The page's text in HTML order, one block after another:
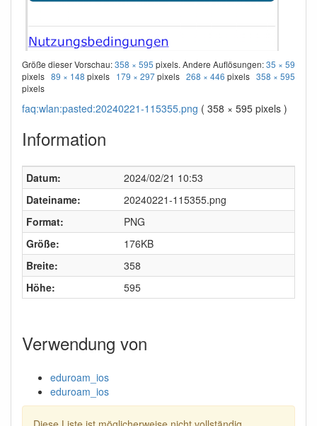
Größe dieser Vorschau:358 × 595 pixels. Andere Auflösungen:35 × 59
pixels 89 × 148 pixels 179 × 297pixels 268 × 446 pixels 358 × 595
pixels
faq:wlan:pasted:20240221-115355.png ( 358 × 595 pixels )
Information
Datum:
2024/02/21 10:53
Dateiname:
20240221-115355.png
Format:
PNG
Größe:
176KB
Breite:
358
Höhe:
595
Verwendung von
eduroam_ios
eduroam_ios